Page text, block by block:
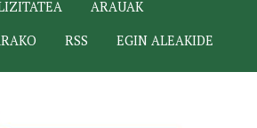
ARAUAK
RSS EGIN ALEAKIDE